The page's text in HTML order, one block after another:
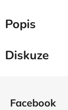
Popis
Diskuze
Facebook